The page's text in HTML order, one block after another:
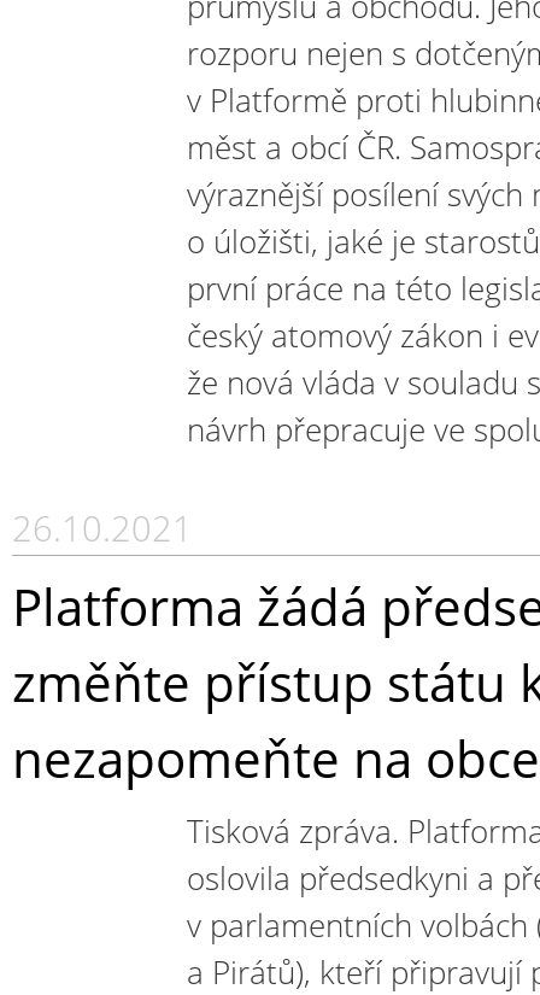
rozporu nejen s
v Platformě proti
měst a obcí ČR.
výraznější posílení
o úložišti, jaké je
první práce na této
český atomový zákon i
že nová vláda v souladu
návrh přepracuje ve
26.10.2021
Platforma žádá
změňte přístup státu
nezapomeňte na
Tisková zpráva.
oslovila předsedkyni a
v parlamentních volbách
a Pirátů), kteří připravují